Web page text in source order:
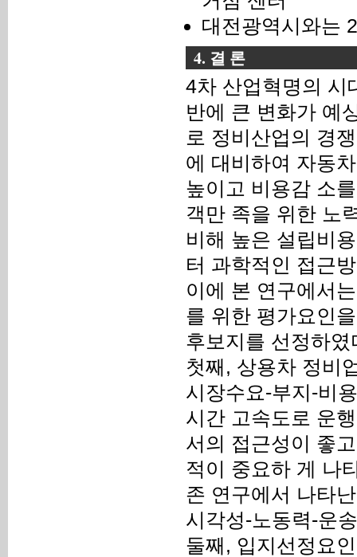
대전광역시와는
4. 결 론
4차 산업혁명의 시
반에 큰 변화가 예
로 정비산업의 경
에 대비하여 자동
높이고 비용감 소
객만 족을 위한 노
비해 높은 설립비
터 과학적인 접근
이에 본 연구에서
를 위한 평가요인
후보지를 선정하
첫째, 상용차 정비
시장수요-부지-비
시간 고속도로 운
서의 접근성이 좋
적이 중요하 게 나
존 연구에서 나타
시각성-노동력-운
둘째, 입지선정요